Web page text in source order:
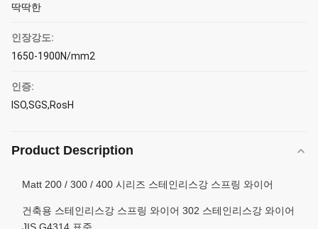
딱딱한
인장강도:
1650-1900N/mm2
인증:
ISO,SGS,RosH
Product Description
Matt 200 / 300 / 400 시리즈 스테인리스강 스프링 와이어
건축용 스테인리스강 스프링 와이어 302 스테인리스강 와이어